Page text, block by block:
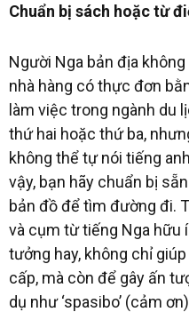
Chuẩn bị sách hoặc từ
Người Nga bản địa
nhà hàng có thực đơn
làm việc trong ngành du
thứ hai hoặc thứ ba,
không thể tự nói tiếng
vậy, bạn hãy chuẩn bị
bản đồ để tìm đường đi.
và cụm từ tiếng Nga hữu
tưởng hay, không chỉ
cấp, mà còn để gây ấn
dụ như ‘spasibo’ (cảm